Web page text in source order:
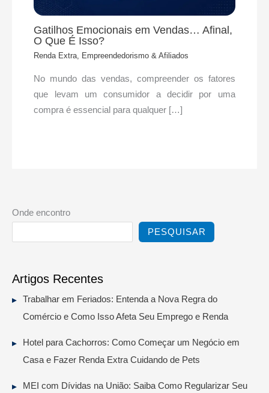
Gatilhos Emocionais em Vendas… Afinal,
O Que É Isso?
Renda Extra, Empreendedorismo & Afiliados
No mundo das vendas, compreender os fatores
que levam um consumidor a decidir por uma
compra é essencial para qualquer […]
Onde encontro
PESQUISAR
Artigos Recentes
Trabalhar em Feriados: Entenda a Nova Regra do
Comércio e Como Isso Afeta Seu Emprego e Renda
Hotel para Cachorros: Como Começar um Negócio em
Casa e Fazer Renda Extra Cuidando de Pets
MEI com Dívidas na União: Saiba Como Regularizar Seu